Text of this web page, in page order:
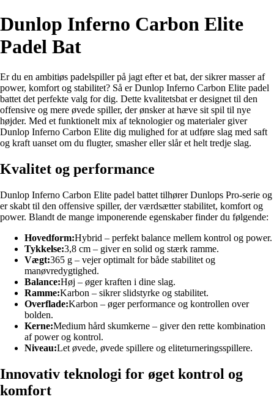
Dunlop Inferno Carbon Elite
Padel Bat
Er du en ambitiøs padelspiller på jagt efter et bat, der sikrer masser af
power, komfort og stabilitet? Så er Dunlop Inferno Carbon Elite padel
battet det perfekte valg for dig. Dette kvalitetsbat er designet til den
offensive og mere øvede spiller, der ønsker at hæve sit spil til nye
højder. Med et funktionelt mix af teknologier og materialer giver
Dunlop Inferno Carbon Elite dig mulighed for at udføre slag med saft
og kraft uanset om du flugter, smasher eller slår et helt tredje slag.
Kvalitet og performance
Dunlop Inferno Carbon Elite padel battet tilhører Dunlops Pro-serie og
er skabt til den offensive spiller, der værdsætter stabilitet, komfort og
power. Blandt de mange imponerende egenskaber finder du følgende:
Hovedform:Hybrid – perfekt balance mellem kontrol og power.
Tykkelse:3,8 cm – giver en solid og stærk ramme.
Vægt:365 g – vejer optimalt for både stabilitet og
manøvredygtighed.
Balance:Høj – øger kraften i dine slag.
Ramme:Karbon – sikrer slidstyrke og stabilitet.
Overflade:Karbon – øger performance og kontrollen over
bolden.
Kerne:Medium hård skumkerne – giver den rette kombination
af power og kontrol.
Niveau:Let øvede, øvede spillere og eliteturneringsspillere.
Innovativ teknologi for øget kontrol og
komfort